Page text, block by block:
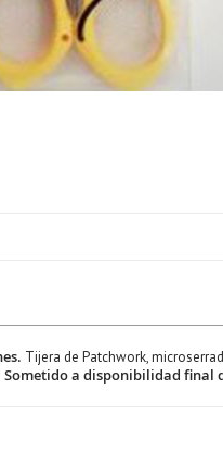
Tijera de Patchwork,
Sometido a disponibilidad final